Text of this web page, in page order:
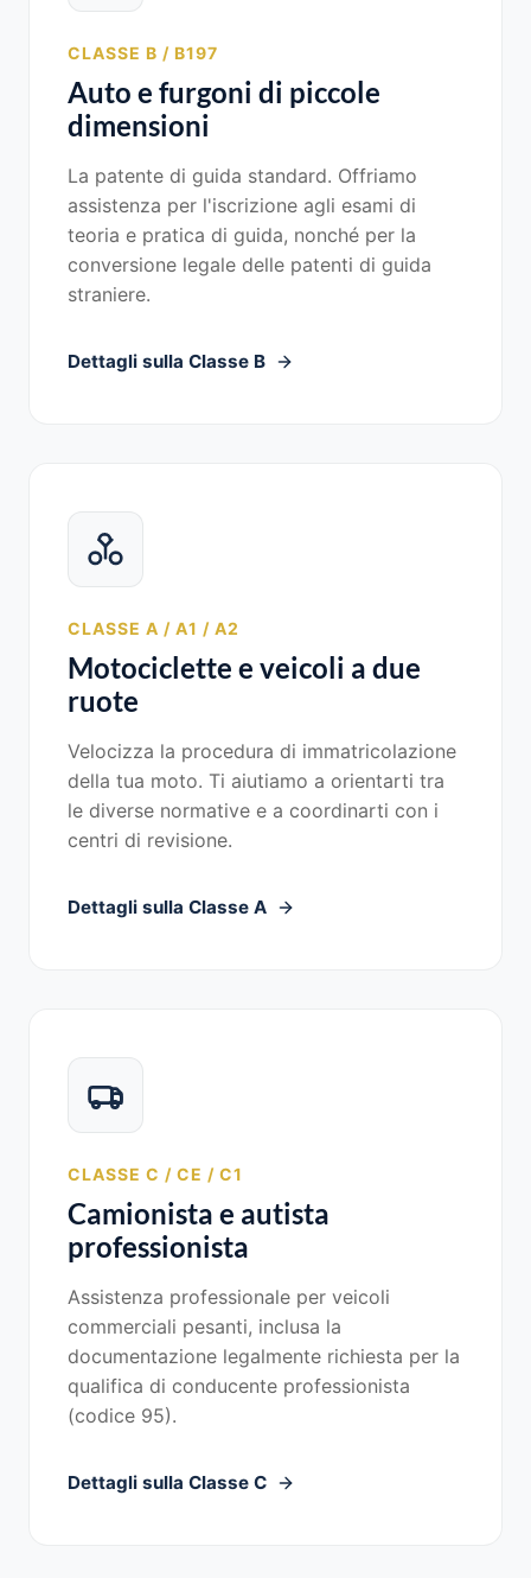
CLASSE B / B197
Auto e furgoni di piccole
dimensioni
La patente di guida standard. Offriamo
assistenza per l'iscrizione agli esami di
teoria e pratica di guida, nonché per la
conversione legale delle patenti di guida
straniere.
Dettagli sulla Classe B
CLASSE A / A1 / A2
Motociclette e veicoli a due
ruote
Velocizza la procedura di immatricolazione
della tua moto. Ti aiutiamo a orientarti tra
le diverse normative e a coordinarti con i
centri di revisione.
Dettagli sulla Classe A
CLASSE C / CE / C1
Camionista e autista
professionista
Assistenza professionale per veicoli
commerciali pesanti, inclusa la
documentazione legalmente richiesta per la
qualifica di conducente professionista
(codice 95).
Dettagli sulla Classe C